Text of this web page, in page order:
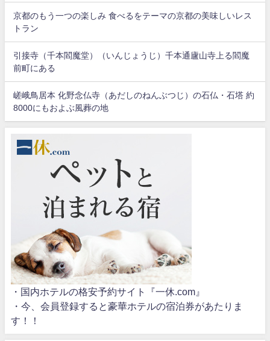
京都のもう一つの楽しみ 食べるをテーマの京都の美味しいレス
トラン
引接寺（千本閻魔堂）（いんじょうじ）千本通廬山寺上る閻魔
前町にある
嵯峨鳥居本 化野念仏寺（あだしのねんぶつじ）の石仏・石塔 約
8000にもおよぶ風葬の地
・国内ホテルの格安予約サイト『一休.com』
・今、会員登録すると豪華ホテルの宿泊券があたりま
す！！